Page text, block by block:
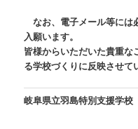
移
動
なお、電子メール等には
入願います。
皆様からいただいた貴重
る学校づくりに反映させて
岐阜県立羽島特別支援学校